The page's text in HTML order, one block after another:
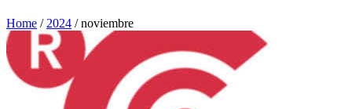
Home / 2024 /noviembre